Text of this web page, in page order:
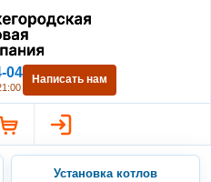
Нижегородская Газовая
04 Написать нам
Установка котлов